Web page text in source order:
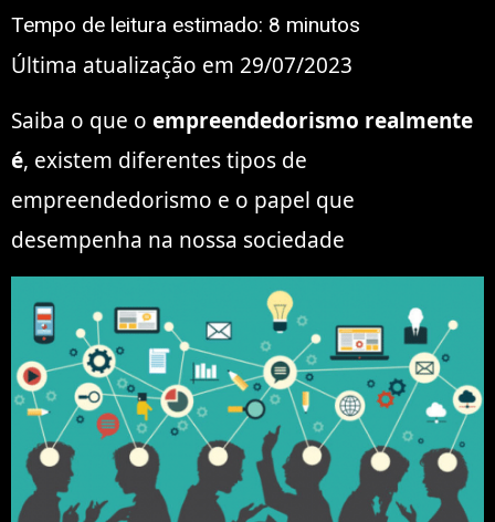
Tempo de leitura estimado: 8 minutos
Última atualização em 29/07/2023
Saiba o que o empreendedorismo realmente
é, existem diferentes tipos de
empreendedorismo e o papel que
desempenha na nossa sociedade